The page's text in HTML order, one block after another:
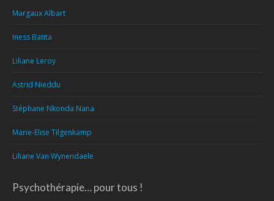
Margaux Albart
Iness Batita
Liliane Leroy
Astrid Nieddu
Stéphane Nkonda Nana
Marie-Elise Tilgenkamp
Liliane Van Wynendaele
Psychothérapie… pour tous !